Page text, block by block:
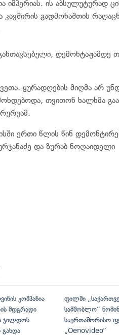
იმპერიას. ის აბსულუტურად
გადმონაშთის
დემონტაჟამდე
ყურადღების მიღმა არ
თვითონ ხალხმა
ერთი წლის წინ
და ზურაბ ნოღაიდელი
კომპანია
მდგრადი
ჯილდოს
ფილმი
სამშობლო“
საერთაშორისო
„Oenovideo“